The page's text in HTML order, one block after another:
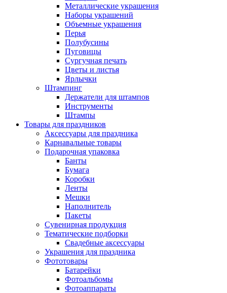
Металлические украшения
Наборы украшений
Объемные украшения
Перья
Полубусины
Пуговицы
Сургучная печать
Цветы и листья
Ярлычки
Штампинг
Держатели для штампов
Инструменты
Штампы
Товары для праздников
Аксессуары для праздника
Карнавальные товары
Подарочная упаковка
Банты
Бумага
Коробки
Ленты
Мешки
Наполнитель
Пакеты
Сувенирная продукция
Тематические подборки
Свадебные аксессуары
Украшения для праздника
Фототовары
Батарейки
Фотоальбомы
Фотоаппараты